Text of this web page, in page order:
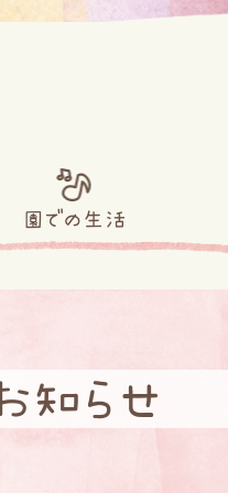
園での生活
知らせ